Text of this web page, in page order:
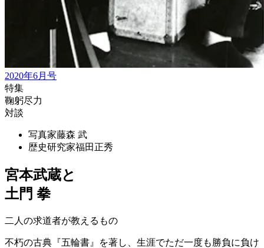
2020年6月号
特集
鞠躬尽力
対談
写真家藤森 武
歴史研究家福田正秀
宮本武蔵と
土門 拳
二人の求道者が教えるもの
不朽の古典『五輪書』を著し、生涯でただ一度も勝負に負け